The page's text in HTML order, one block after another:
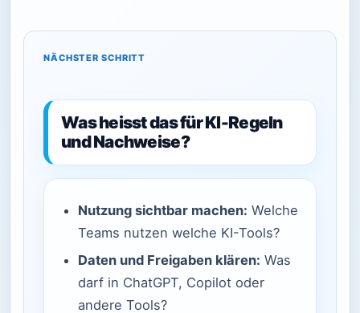
NÄCHSTER SCHRITT
Was heisst das für KI-Regeln
und Nachweise?
Nutzung sichtbar machen: Welche
Teams nutzen welche KI-Tools?
Daten und Freigaben klären: Was
darf in ChatGPT, Copilot oder
andere Tools?